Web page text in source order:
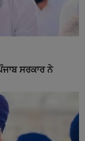
ਸਰਕਾਰ ਨੇ